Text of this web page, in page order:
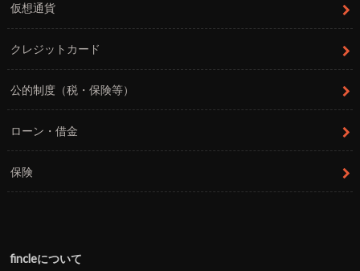
仮想通貨
クレジットカード
公的制度（税・保険等）
ローン・借金
保険
fincleについて